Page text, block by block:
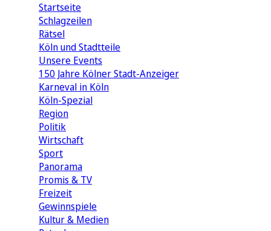
Startseite
Schlagzeilen
Rätsel
Köln und Stadtteile
Unsere Events
150 Jahre Kölner Stadt-Anzeiger
Karneval in Köln
Köln-Spezial
Region
Politik
Wirtschaft
Sport
Panorama
Promis & TV
Freizeit
Gewinnspiele
Kultur & Medien